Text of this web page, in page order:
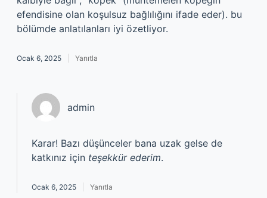
efendisine olan koşulsuz bağlılığını ifade eder). bu
bölümde anlatılanları iyi özetliyor.
Ocak 6, 2025 Yanıtla
admin
Karar! Bazı düşünceler bana uzak gelse de
katkınız için teşekkür ederim.
Ocak 6, 2025 Yanıtla